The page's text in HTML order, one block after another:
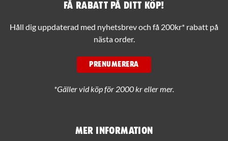
Mer information
Få rabatt på ditt köp!
Håll dig uppdaterad med nyhetsbrev och få 200kr* rabatt på
nästa order.
PRENUMERERA
*Gäller vid köp för 2000 kr eller mer.